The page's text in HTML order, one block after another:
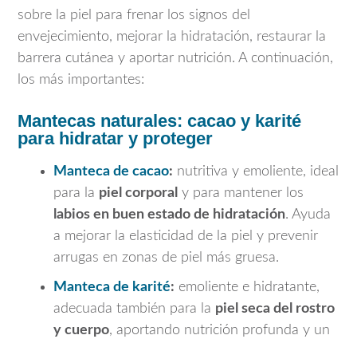
sobre la piel para frenar los signos del
envejecimiento, mejorar la hidratación, restaurar la
barrera cutánea y aportar nutrición. A continuación,
los más importantes:
Mantecas naturales: cacao y karité
para hidratar y proteger
Manteca de cacao: nutritiva y emoliente, ideal
para la piel corporal y para mantener los
labios en buen estado de hidratación. Ayuda
a mejorar la elasticidad de la piel y prevenir
arrugas en zonas de piel más gruesa.
Manteca de karité: emoliente e hidratante,
adecuada también para la piel seca del rostro
y cuerpo, aportando nutrición profunda y un